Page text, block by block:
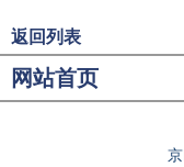
返回列表
网站首页